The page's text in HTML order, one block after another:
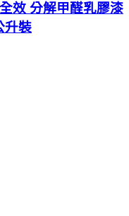
效 分解甲醛乳膠漆
升裝